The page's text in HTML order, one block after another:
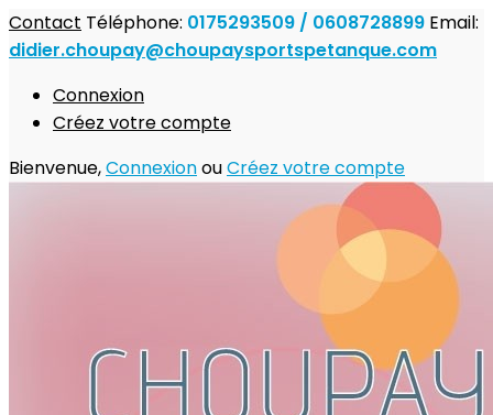
Contact Téléphone: 0175293509 / 0608728899 Email:
didier.choupay@choupaysportspetanque.com
Connexion
Créez votre compte
Bienvenue,ConnexionouCréez votre compte